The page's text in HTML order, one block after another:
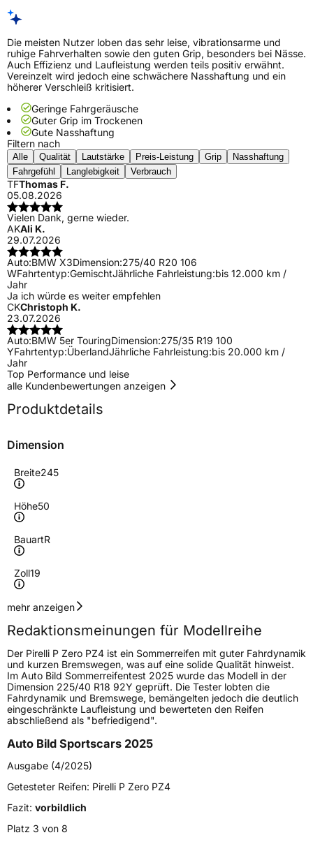
Die meisten Nutzer loben das sehr leise, vibrationsarme und
ruhige Fahrverhalten sowie den guten Grip, besonders bei Nässe.
Auch Effizienz und Laufleistung werden teils positiv erwähnt.
Vereinzelt wird jedoch eine schwächere Nasshaftung und ein
höherer Verschleiß kritisiert.
Geringe Fahrgeräusche
Guter Grip im Trockenen
Gute Nasshaftung
Filtern nach
Alle Qualität Lautstärke Preis-Leistung Grip
Nasshaftung
Fahrgefühl
Langlebigkeit Verbrauch
TFThomas F.
05.08.2026
Vielen Dank, gerne wieder.
AKAli K.
29.07.2026
Auto:BMW X3Dimension:275/40 R20 106
WFahrtentyp:GemischtJährliche Fahrleistung:bis 12.000 km /
Jahr
Ja ich würde es weiter empfehlen
CKChristoph K.
23.07.2026
Auto:BMW 5er TouringDimension:275/35 R19 100
YFahrtentyp:ÜberlandJährliche Fahrleistung:bis 20.000 km /
Jahr
Top Performance und leise
alle Kundenbewertungen anzeigen
Produktdetails
Dimension
Breite245
Höhe50
BauartR
Zoll19
Geschwindigkeitsindex
Höchstgeschwindigkeit
300 km/h
Lastindex 105
Höchstlast925 kg
Gewicht (in kg)12,542 kg
Generelle Merkmale
FahrzeugtypPKW
VerwendungSommerreifen
ModellnameP Zero PZ4
Fahrzeugart
mehr anzeigen
Redaktionsmeinungen für Modellreihe
Der Pirelli P Zero PZ4 ist ein Sommerreifen mit guter Fahrdynamik
und kurzen Bremswegen, was auf eine solide Qualität hinweist.
Im Auto Bild Sommerreifentest 2025 wurde das Modell in der
Dimension 225/40 R18 92Y geprüft. Die Tester lobten die
Fahrdynamik und Bremswege, bemängelten jedoch die deutlich
eingeschränkte Laufleistung und bewerteten den Reifen
abschließend als "befriedigend".
Auto Bild Sportscars 2025
Ausgabe (4/2025)
Getesteter Reifen: Pirelli P Zero PZ4
Fazit: vorbildlich
Platz 3 von 8